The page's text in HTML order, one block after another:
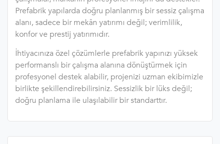
Prefabrik yapılarda doğru planlanmış bir sessiz çalışma
alanı, sadece bir mekân yatırımı değil; verimlilik,
konfor ve prestij yatırımıdır.
İhtiyacınıza özel çözümlerle prefabrik yapınızı yüksek
performanslı bir çalışma alanına dönüştürmek için
profesyonel destek alabilir, projenizi uzman ekibimizle
birlikte şekillendirebilirsiniz. Sessizlik bir lüks değil;
doğru planlama ile ulaşılabilir bir standarttır.